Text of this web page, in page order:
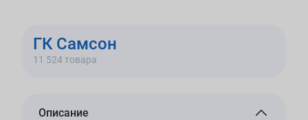
ГК Самсон
11 524 товара
Описание